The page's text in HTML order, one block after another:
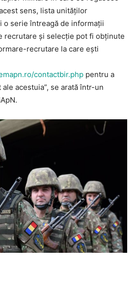
sens, lista unităților
o serie întreagă de informații
recrutare și selecție pot fi obținute
recrutare la care ești
contactbir.php pentru a
acestuia”, se arată într-un